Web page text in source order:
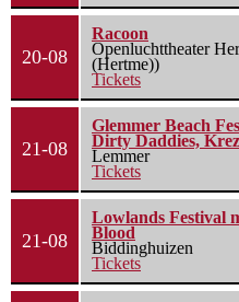
20-08
Racoon
Openluchttheater
(Hertme))
Tickets
21-08
Glemmer Beach
Dirty Daddies,
Lemmer
Tickets
21-08
Lowlands Festival
Blood
Biddinghuizen
Tickets